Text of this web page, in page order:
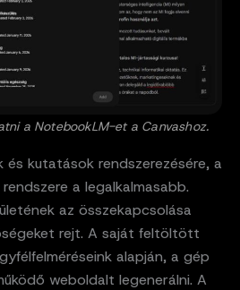
a NotebookLM-et a Canvashoz.
kutatások rendszerezésére, a
rendszere a legalkalmasabb.
az összekapcsolása
rejt. A saját feltöltött
alapján, a gép
weboldalt legenerálni. A